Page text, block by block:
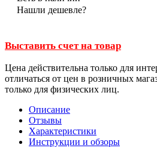
Нашли дешевле?
Выставить счет на товар
Цена действительна только для
отличаться от цен в розничных
только для физических лиц.
Описание
Отзывы
Характеристики
Инструкции и обзоры